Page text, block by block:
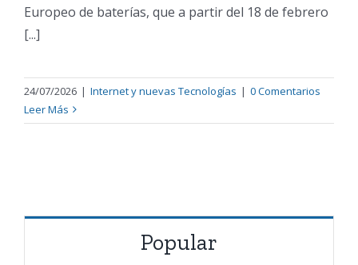
Europeo de baterías, que a partir del 18 de febrero
[...]
24/07/2026 | Internet y nuevas Tecnologías | 0 Comentarios
Leer Más
Popular